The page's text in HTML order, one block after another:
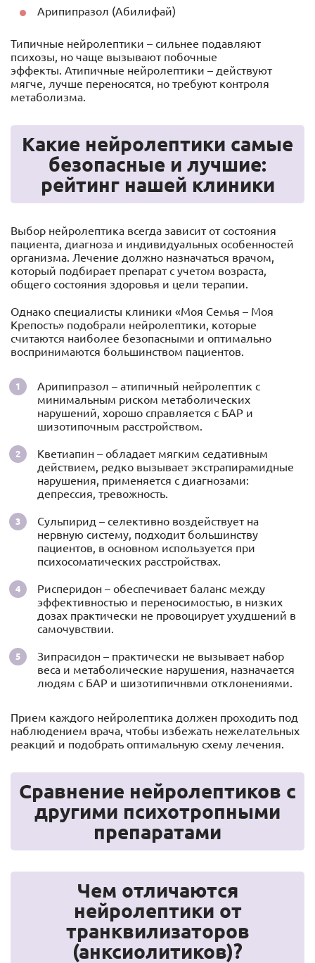
Арипипразол (Абилифай)
Типичные нейролептики – сильнее подавляют
психозы, но чаще вызывают побочные
эффекты. Атипичные нейролептики – действуют
мягче, лучше переносятся, но требуют контроля
метаболизма.
Какие нейролептики самые
безопасные и лучшие:
рейтинг нашей клиники
Выбор нейролептика всегда зависит от состояния
пациента, диагноза и индивидуальных особенностей
организма. Лечение должно назначаться врачом,
который подбирает препарат с учетом возраста,
общего состояния здоровья и цели терапии.
Однако специалисты клиники «Моя Семья – Моя
Крепость» подобрали нейролептики, которые
считаются наиболее безопасными и оптимально
воспринимаются большинством пациентов.
Арипипразол – атипичный нейролептик с
минимальным риском метаболических
нарушений, хорошо справляется с БАР и
шизотипочным расстройством.
Кветиапин – обладает мягким седативным
действием, редко вызывает экстрапирамидные
нарушения, применяется с диагнозами:
депрессия, тревожность.
Сульпирид – селективно воздействует на
нервную систему, подходит большинству
пациентов, в основном используется при
психосоматических расстройствах.
Рисперидон – обеспечивает баланс между
эффективностью и переносимостью, в низких
дозах практически не провоцирует ухудшений в
самочувствии.
Зипрасидон – практически не вызывает набор
веса и метаболические нарушения, назначается
людям с БАР и шизотипичнвми отклонениями.
Прием каждого нейролептика должен проходить под
наблюдением врача, чтобы избежать нежелательных
реакций и подобрать оптимальную схему лечения.
Сравнение нейролептиков с
другими психотропными
препаратами
Чем отличаются
нейролептики от
транквилизаторов
(анксиолитиков)?